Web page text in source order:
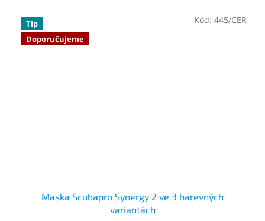
Tip
Doporučujeme
Maska Scubapro Synergy 2 ve 3 barevných
variantách
Kód: 445/CER